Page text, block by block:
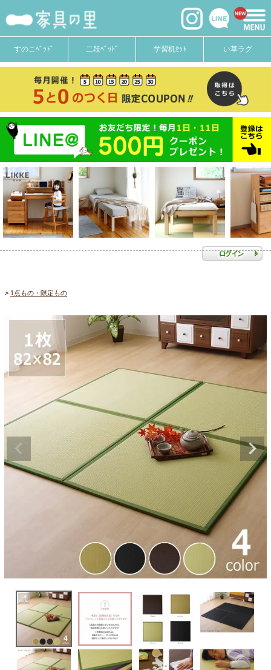
すのこﾍﾞｯﾄﾞ 二段ﾍﾞｯﾄﾞ 学習机ｾｯﾄ い草ラグ
1点もの・限定もの